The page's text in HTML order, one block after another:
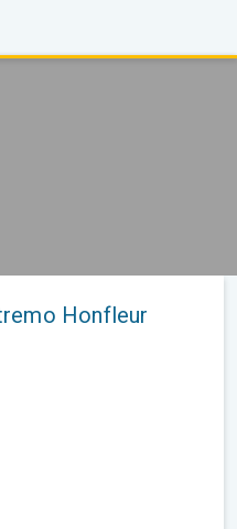
Honfleur